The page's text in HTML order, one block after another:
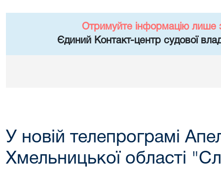
Отримуйте інформацію лише
Єдиний Контакт-центр судової
У новій телепрограмі
Хмельницької області